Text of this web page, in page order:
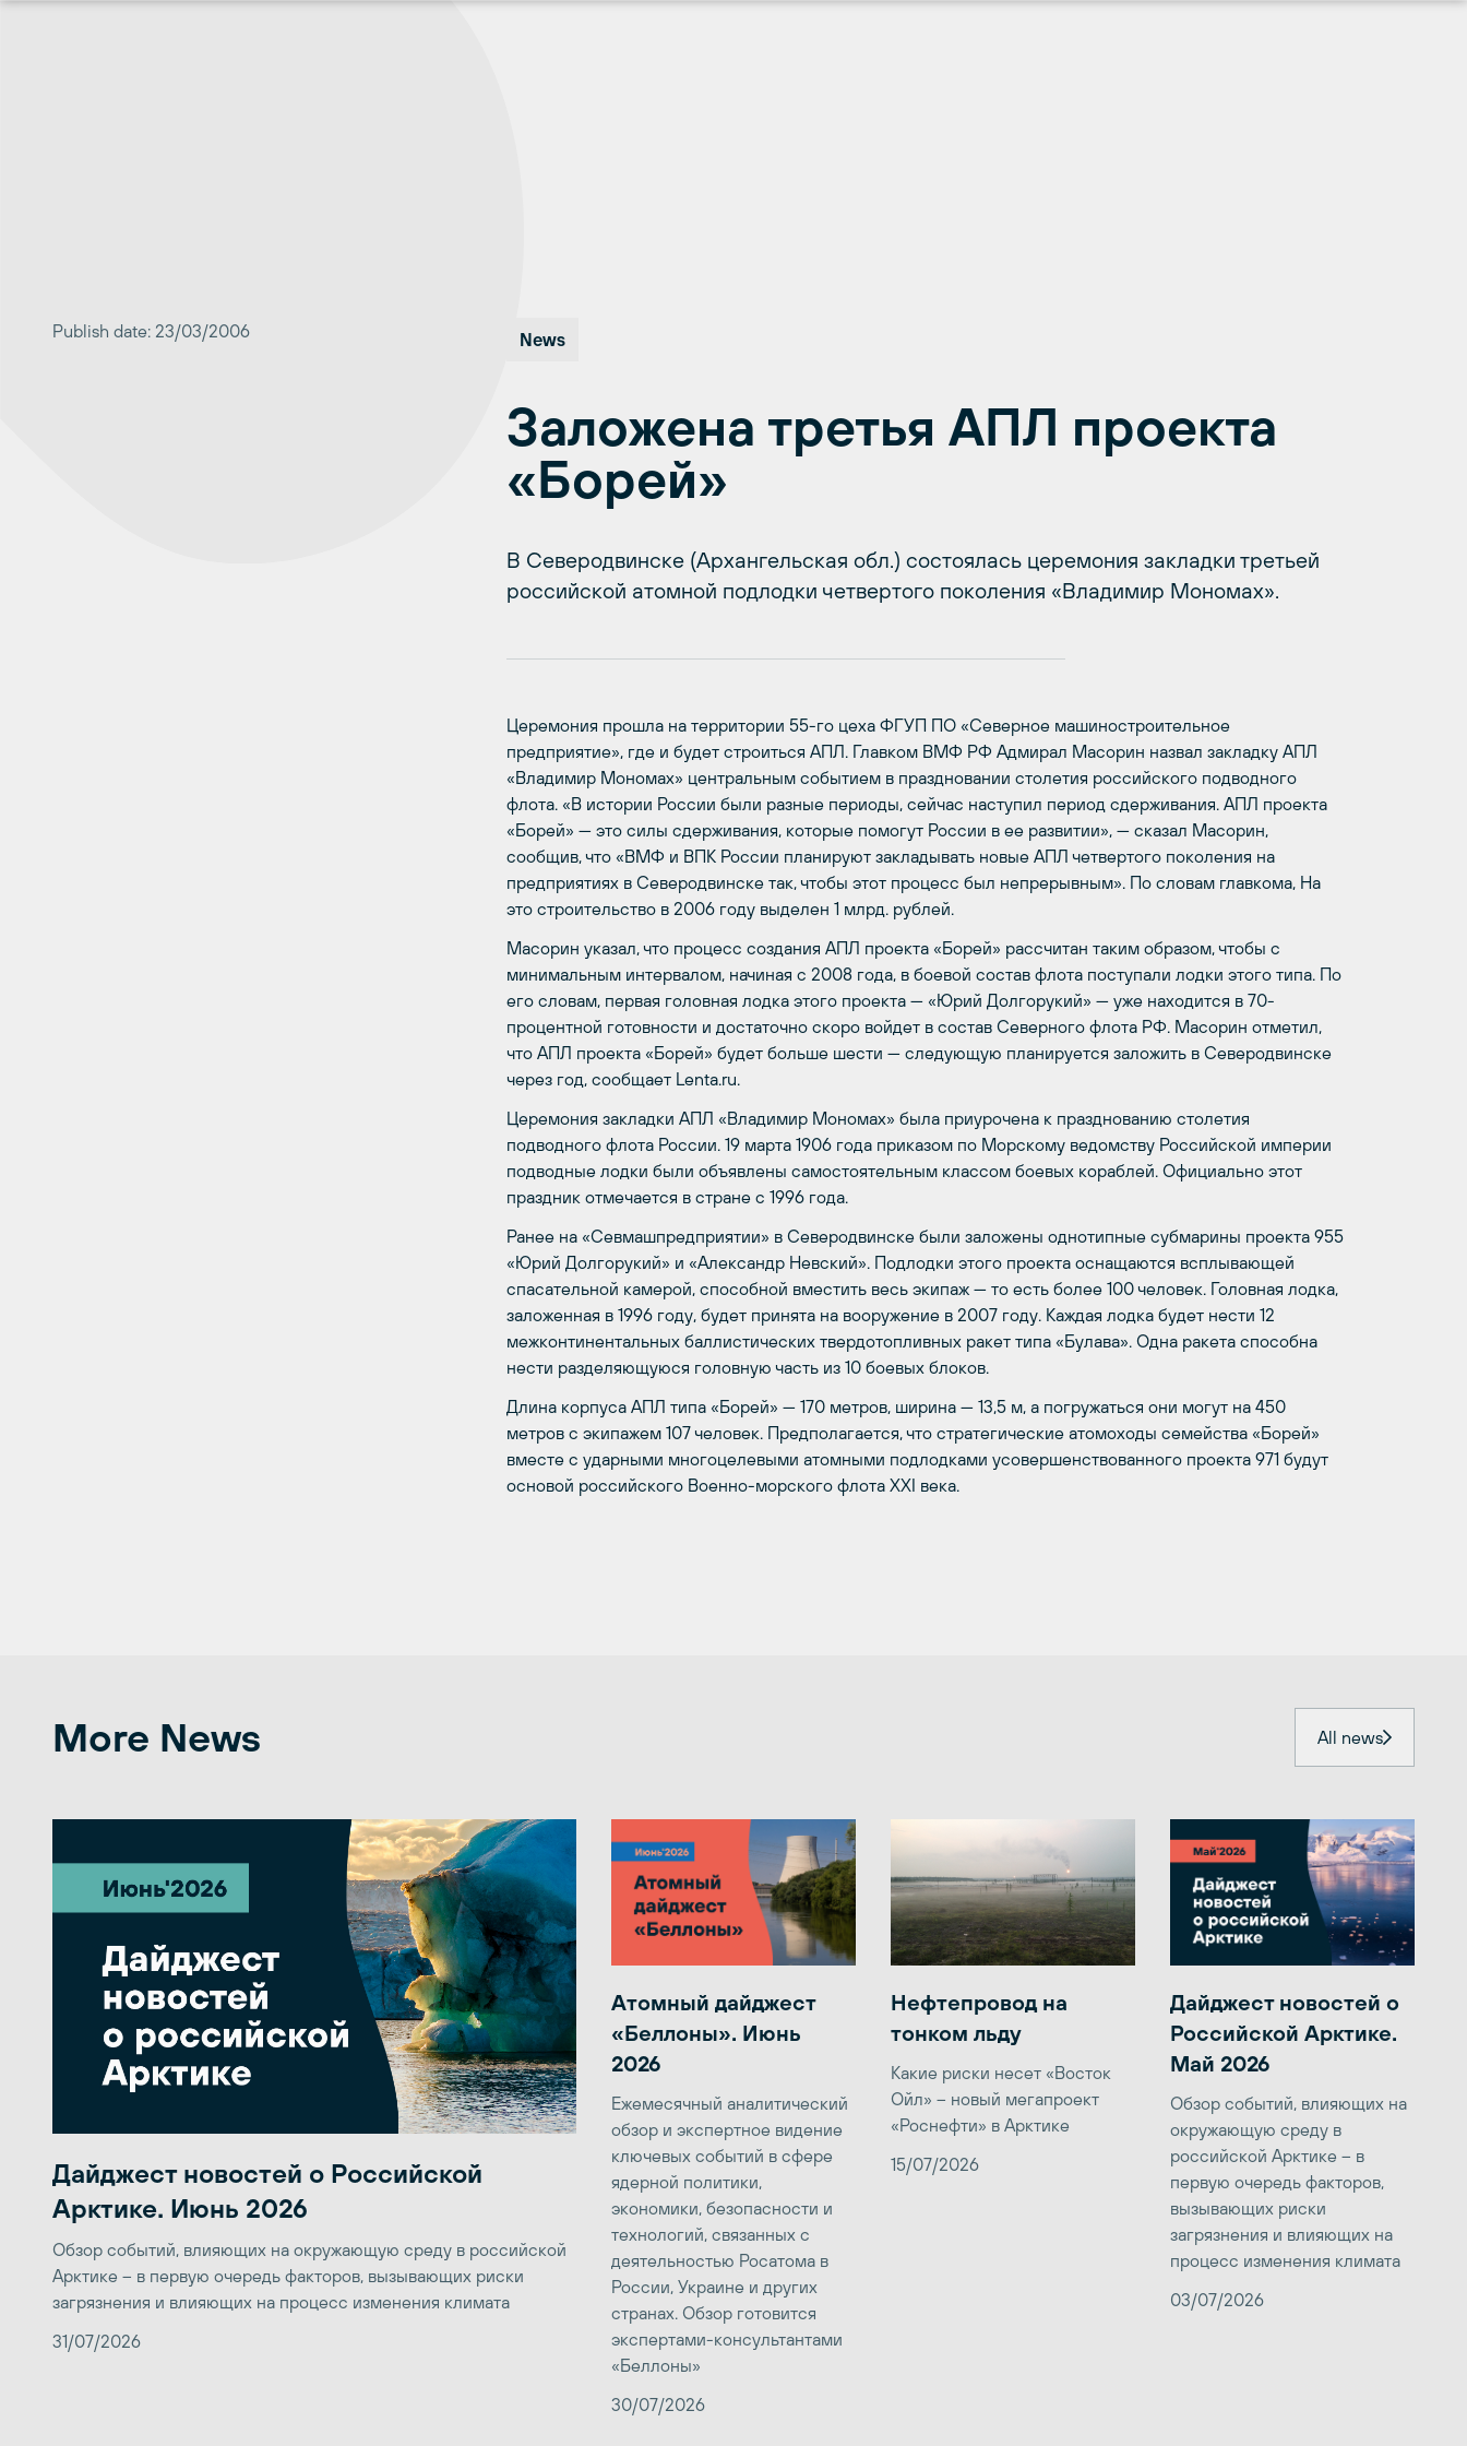
Publish date: 23/03/2006 News
Заложена третья АПЛ проекта
«Борей»
В Северодвинске (Архангельская обл.) состоялась церемония закладки третьей
российской атомной подлодки четвертого поколения «Владимир Мономах».
Церемония прошла на территории 55-го цеха ФГУП ПО «Северное машиностроительное
предприятие», где и будет строиться АПЛ. Главком ВМФ РФ Адмирал Масорин назвал закладку АПЛ
«Владимир Мономах» центральным событием в праздновании столетия российского подводного
флота. «В истории России были разные периоды, сейчас наступил период сдерживания. АПЛ проекта
«Борей» — это силы сдерживания, которые помогут России в ее развитии», — сказал Масорин,
сообщив, что «ВМФ и ВПК России планируют закладывать новые АПЛ четвертого поколения на
предприятиях в Северодвинске так, чтобы этот процесс был непрерывным». По словам главкома, На
это строительство в 2006 году выделен 1 млрд. рублей.
Масорин указал, что процесс создания АПЛ проекта «Борей» рассчитан таким образом, чтобы с
минимальным интервалом, начиная с 2008 года, в боевой состав флота поступали лодки этого типа. По
его словам, первая головная лодка этого проекта — «Юрий Долгорукий» — уже находится в 70-
процентной готовности и достаточно скоро войдет в состав Северного флота РФ. Масорин отметил,
что АПЛ проекта «Борей» будет больше шести — следующую планируется заложить в Северодвинске
через год, сообщает Lenta.ru.
Церемония закладки АПЛ «Владимир Мономах» была приурочена к празднованию столетия
подводного флота России. 19 марта 1906 года приказом по Морскому ведомству Российской империи
подводные лодки были объявлены самостоятельным классом боевых кораблей. Официально этот
праздник отмечается в стране с 1996 года.
Ранее на «Севмашпредприятии» в Северодвинске были заложены однотипные субмарины проекта 955
«Юрий Долгорукий» и «Александр Невский». Подлодки этого проекта оснащаются всплывающей
спасательной камерой, способной вместить весь экипаж — то есть более 100 человек. Головная лодка,
заложенная в 1996 году, будет принята на вооружение в 2007 году. Каждая лодка будет нести 12
межконтинентальных баллистических твердотопливных ракет типа «Булава». Одна ракета способна
нести разделяющуюся головную часть из 10 боевых блоков.
Длина корпуса АПЛ типа «Борей» — 170 метров, ширина — 13,5 м, а погружаться они могут на 450
метров с экипажем 107 человек. Предполагается, что стратегические атомоходы семейства «Борей»
вместе с ударными многоцелевыми атомными подлодками усовершенствованного проекта 971 будут
основой российского Военно-морского флота ХХI века.
More News All news
Дайджест новостей о Российской
Арктике. Июнь 2026
Обзор событий, влияющих на окружающую среду в российской
Арктике – в первую очередь факторов, вызывающих риски
загрязнения и влияющих на процесс изменения климата
31/07/2026
Атомный дайджест
«Беллоны». Июнь
2026
Ежемесячный аналитический
обзор и экспертное видение
ключевых событий в сфере
ядерной политики,
экономики, безопасности и
технологий, связанных с
деятельностью Росатома в
России, Украине и других
странах. Обзор готовится
экспертами-консультантами
«Беллоны»
30/07/2026
Нефтепровод на
тонком льду
Какие риски несет «Восток
Ойл» – новый мегапроект
«Роснефти» в Арктике
15/07/2026
Дайджест новостей о
Российской Арктике.
Май 2026
Обзор событий, влияющих на
окружающую среду в
российской Арктике – в
первую очередь факторов,
вызывающих риски
загрязнения и влияющих на
процесс изменения климата
03/07/2026